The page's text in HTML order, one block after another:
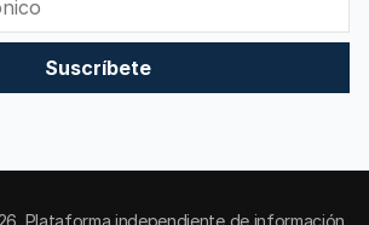
Suscríbete
Plataforma independiente de información,